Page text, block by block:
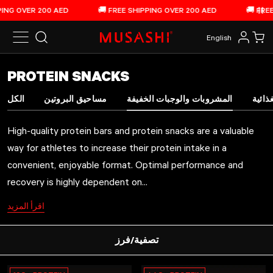
الانتقال إلى المحتوى
OVER 200 AED 🚚 FREE SHIPPING OVER 200 AED 🚚
بحث
English
COLLECTION:
PROTEIN SNACKS
الكل مساحيق البروتين المشروبات والوجبات الخفيفة
Musashi offers a range of high-quality protein bars and snacks, in a
High-quality protein bars and protein snacks are a valuable
way for athletes to increase their protein intake in a
convenient, enjoyable format. Optimal performance and
recovery is highly dependent on...
اقرأ المزيد
تصفية/فرز